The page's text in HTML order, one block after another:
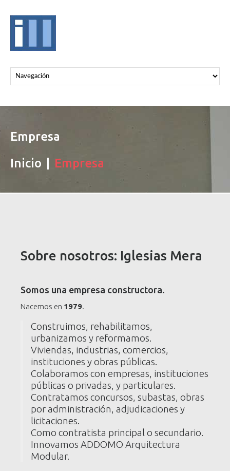
Empresa
Inicio
Empresa
Sobre nosotros: Iglesias Mera
Somos una empresa constructora.
Nacemos en 1979.
Construimos, rehabilitamos,
urbanizamos y reformamos.
Viviendas, industrias, comercios,
instituciones y obras públicas.
Colaboramos con empresas, instituciones
públicas o privadas, y particulares.
Contratamos concursos, subastas, obras
por administración, adjudicaciones y
licitaciones.
Como contratista principal o secundario.
Innovamos ADDOMO Arquitectura
Modular.